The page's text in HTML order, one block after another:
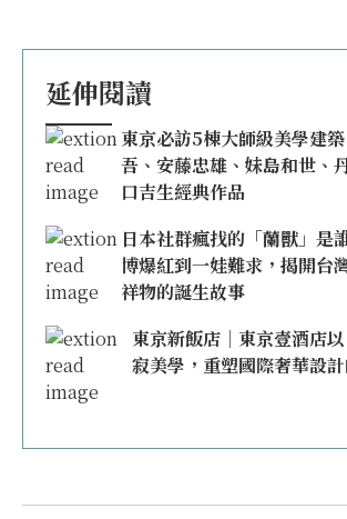
延伸閱讀
東京必訪5棟大師級美學建
吾、安藤忠雄、妹島和世、
口吉生經典作品
日本社群瘋找的「蘭獸」是
博爆紅到一娃難求，揭開台
祥物的誕生故事
東京新飯店｜東京壹酒店
寂美學，重塑國際奢華設